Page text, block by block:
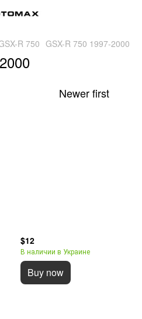
R 750 GSX-R 750 1997-2000
Newer first
$12
В наличии в Украине
Buy now